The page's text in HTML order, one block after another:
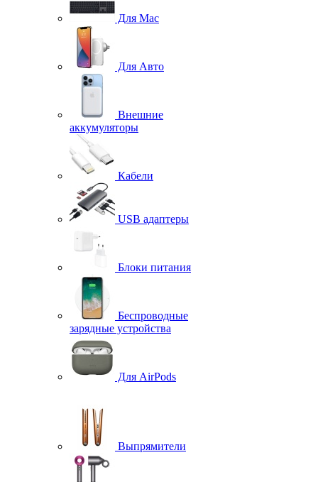
Для Mac
Для Авто
Внешние
аккумуляторы
Кабели
USB адаптеры
Блоки питания
Беспроводные
зарядные устройства
Для AirPods
Выпрямители